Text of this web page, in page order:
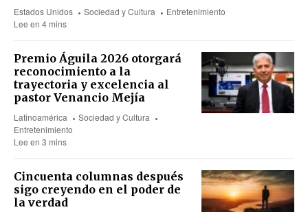
Estados Unidos Sociedad y Cultura
Entretenimiento
Lee en 4 mins
Premio Águila 2026 otorgará
reconocimiento a la
trayectoria y excelencia al
pastor Venancio Mejía
Latinoamérica
Sociedad y Cultura
Entretenimiento
Lee en 3 mins
Cincuenta columnas después
sigo creyendo en el poder de
la verdad